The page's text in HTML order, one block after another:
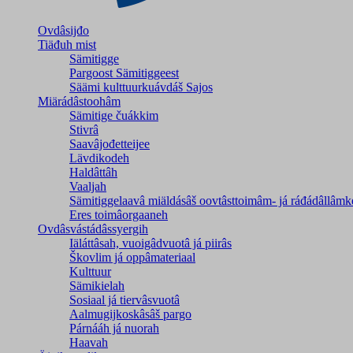
Ovdâsijđo
Tiäđuh mist
Sämitigge
Pargoost Sämitiggeest
Säämi kulttuurkuávdáš Sajos
Miärádâstoohâm
Sämitige čuákkim
Stivrâ
Saavâjođetteijee
Lävdikodeh
Haldâttâh
Vaaljah
Sämitiggelaavâ miäldásâš oovtâsttoimâm- já
Eres toimâorgaaneh
Ovdâsvástádâssyergih
Iäláttâsah, vuoigâdvuotâ já piirâs
Škovlim já oppâmateriaal
Kulttuur
Sämikielah
Sosiaal já tiervâsvuotâ
Aalmugijkoskâsâš pargo
Párnááh já nuorah
Haavah